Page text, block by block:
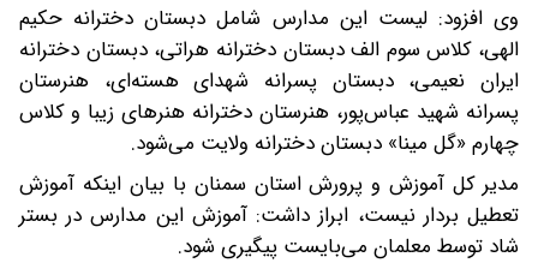
وی افزود: لیست این مدارس شامل دبستان دخترانه حکیم
الهی، کلاس سوم الف دبستان دخترانه هراتی، دبستان دخترانه
ایران نعیمی، دبستان پسرانه شهدای هسته‌ای، هنرستان
پسرانه شهید عباس‌پور، هنرستان دخترانه هنرهای زیبا و کلاس
چهارم «گل مینا» دبستان دخترانه ولایت می‌شود.
مدیر کل آموزش و پرورش استان سمنان با بیان اینکه آموزش
تعطیل بردار نیست، ابراز داشت: آموزش این مدارس در بستر
شاد توسط معلمان می‌بایست پیگیری شود.